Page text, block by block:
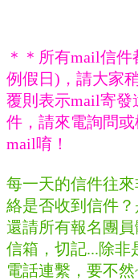
＊＊所有mail信
例假日)，請大家
覆則表示mail寄
件，請來電詢問
mail唷！
每一天的信件往
絡是否收到信件
還請所有報名團
信箱，切記...除非
電話連繫，要不